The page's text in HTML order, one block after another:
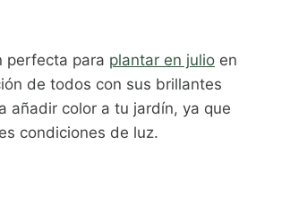
perfecta para plantar en julio en
de todos con sus brillantes
añadir color a tu jardín, ya que
condiciones de luz.